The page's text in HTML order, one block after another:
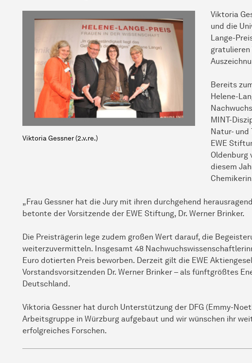
Viktoria Gessner (2.v.re.)
Viktoria
und die
Lange-
gratulieren
Bereits
Helene-
MINT-
Natur- und
EWE
Oldenburg
diesem
„Frau Gessner hat die Jury mit ihren durchgehend
betonte der Vorsitzende der EWE Stiftung, Dr. Werner Brinker.
Die Preisträgerin lege zudem großen Wert darauf, die
weiterzuvermitteln. Insgesamt 48
Euro dotierten Preis beworben. Derzeit gilt die EWE
Vorstandsvorsitzenden Dr. Werner Brinker – als fünftgrößtes
Deutschland.
Viktoria Gessner hat durch Unterstützung der DFG (Emmy-
Arbeitsgruppe in Würzburg aufgebaut und wir wünschen ihr
erfolgreiches Forschen.